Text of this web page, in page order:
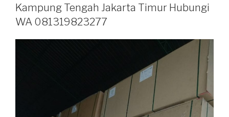
Kampung Tengah Jakarta Timur Hubungi
WA 081319823277